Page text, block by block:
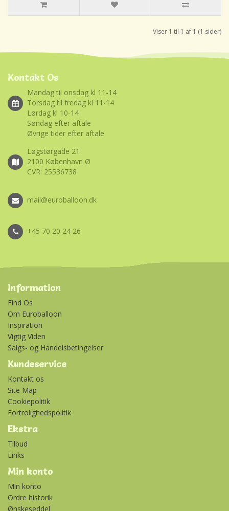
Viser 1 til 1 af 1 (1 sider)
Kontakt Os
Mandag til onsdag kl 11-14
Torsdag til fredag kl 11-14
Lørdag kl 10-14
Søndag efter aftale
Øvrige tider efter aftale
Løgstørgade 21
2100 København Ø
CVR: 25536738
mail@euroballoon.dk
+45 70 20 24 26
Information
Find Os
Om Euroballoon
Inspiration
Vigtig Viden
Salgs- og Handelsbetingelser
Kundeservice
Kontakt os
Site Map
Cookiepolitik
Fortrolighedspolitik
Ekstra
Tilbud
Links
Min konto
Min konto
Ordre historik
Ønskeseddel